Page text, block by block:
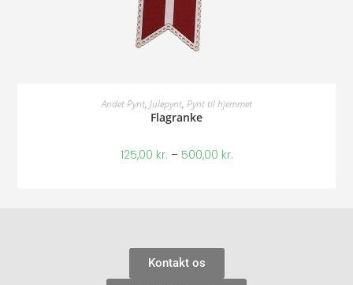
Andet Pynt, Julepynt, Pynt til hjemmet
Flagranke
125,00 kr. – 500,00 kr.
Kontakt os